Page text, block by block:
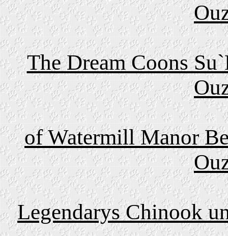
The Dream Coons
of WatermillManor
Legendarys Chinook